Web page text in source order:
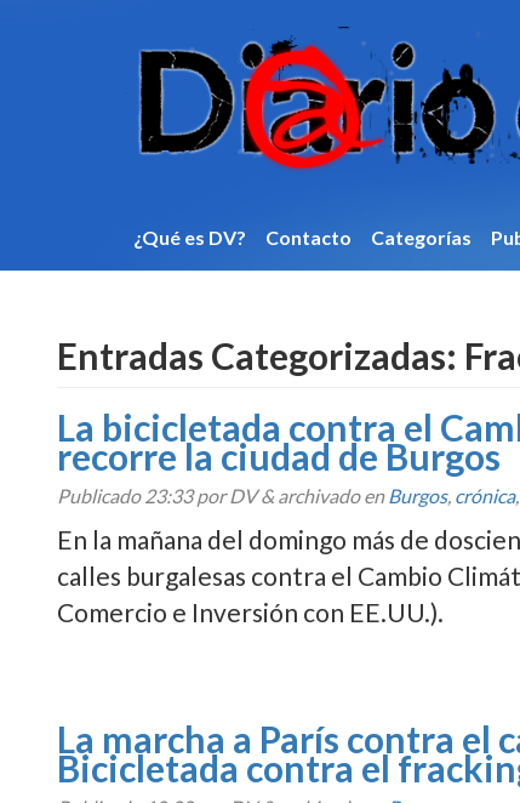
¿Qué es DV? Contacto Categorí­as
Entradas Categorizadas:
La bicicletada contra el
recorre la ciudad de Burgos
Publicado23:33por DV&archivado enBurgos, crónica,
En la mañana del domingo más de
calles burgalesas contra el Cambio
Comercio e Inversión con EE.UU.).
La marcha a Parí­s contra el
Bicicletada contra el